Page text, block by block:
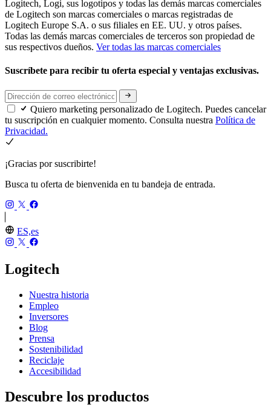
Logitech, Logi, sus logotipos y todas las demás marcas comerciales
de Logitech son marcas comerciales o marcas registradas de
Logitech Europe S.A. o sus filiales en EE. UU. y otros países.
Todas las demás marcas comerciales de terceros son propiedad de
sus respectivos dueños. Ver todas las marcas comerciales
Suscríbete para recibir tu oferta especial y ventajas exclusivas.
Quiero marketing personalizado de Logitech. Puedes cancelar
tu suscripción en cualquier momento. Consulta nuestra Política de
Privacidad.
¡Gracias por suscribirte!
Busca tu oferta de bienvenida en tu bandeja de entrada.
ES,es
Logitech
Nuestra historia
Empleo
Inversores
Blog
Prensa
Sostenibilidad
Reciclaje
Accesibilidad
Descubre los productos